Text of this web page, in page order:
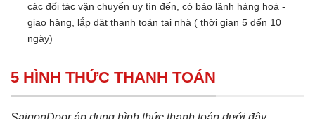
các đối tác vận chuyển uy tín đến, có bảo lãnh hàng hoá -
giao hàng, lắp đặt thanh toán tại nhà ( thời gian 5 đến 10
ngày)
5 HÌNH THỨC THANH TOÁN